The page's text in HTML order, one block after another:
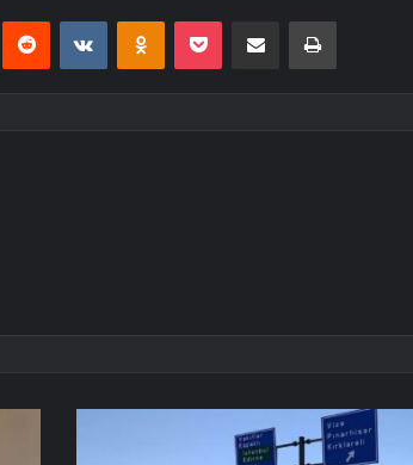
Reddit VKontakteOdnoklassniki
Pocket E-Posta ile paylaş Yazdır